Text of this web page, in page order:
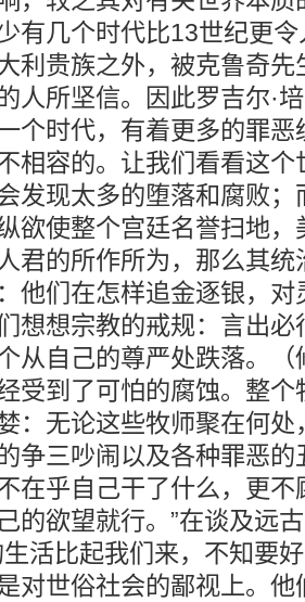
有几个时代比13世纪更
利贵族之外，被克鲁奇
人所坚信。因此罗吉尔·
个时代，有着更多的罪
相容的。让我们看看这
发现太多的堕落和腐败
使整个宫廷名誉扫地，
的所作所为，那么其统
他们在怎样追金逐银，
想宗教的戒规：言出必
从自己的尊严处跌落。
受到了可怕的腐蚀。整
：无论这些牧师聚在何
争三吵闹以及各种罪恶
乎自己干了什么，更不
的欲望就行。”在谈及远
活比起我们来，不知要
对世俗社会的鄙视上。